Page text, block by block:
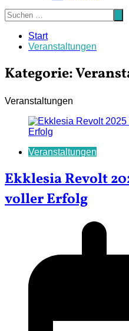
Start
Veranstaltungen
Kategorie:
Veranstaltungen
Veranstaltungen
Ekklesia Revolt
voller Erfolg